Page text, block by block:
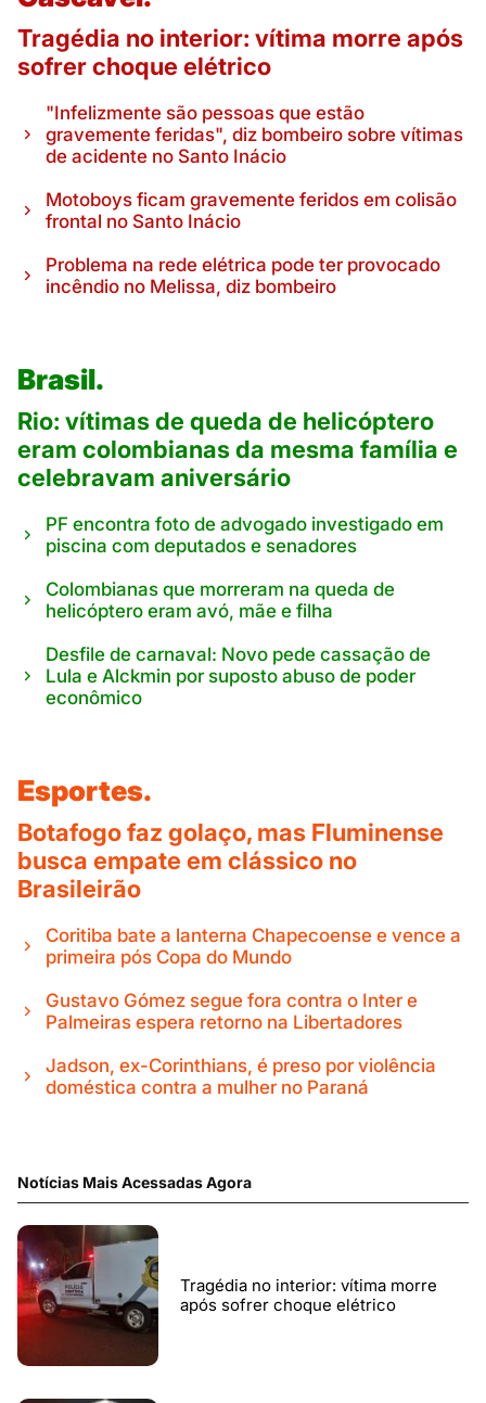
Tragédia no interior: vítima morre após
sofrer choque elétrico
"Infelizmente são pessoas que estão
gravemente feridas", diz bombeiro sobre vítimas
de acidente no Santo Inácio
Motoboys ficam gravemente feridos em colisão
frontal no Santo Inácio
Problema na rede elétrica pode ter provocado
incêndio no Melissa, diz bombeiro
Brasil.
Rio: vítimas de queda de helicóptero
eram colombianas da mesma família e
celebravam aniversário
PF encontra foto de advogado investigado em
piscina com deputados e senadores
Colombianas que morreram na queda de
helicóptero eram avó, mãe e filha
Desfile de carnaval: Novo pede cassação de
Lula e Alckmin por suposto abuso de poder
econômico
Esportes.
Botafogo faz golaço, mas Fluminense
busca empate em clássico no
Brasileirão
Coritiba bate a lanterna Chapecoense e vence a
primeira pós Copa do Mundo
Gustavo Gómez segue fora contra o Inter e
Palmeiras espera retorno na Libertadores
Jadson, ex-Corinthians, é preso por violência
doméstica contra a mulher no Paraná
Notícias Mais Acessadas Agora
Tragédia no interior: vítima morre
após sofrer choque elétrico